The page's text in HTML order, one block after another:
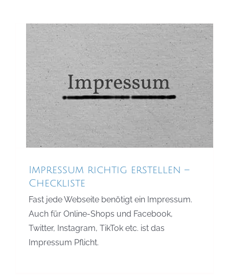
Impressum richtig erstellen –
Checkliste
Internet- und IT-Recht
Impressum richtig erstellen –
Checkliste
Fast jede Webseite benötigt ein Impressum.
Auch für Online-Shops und Facebook,
Twitter, Instagram, TikTok etc. ist das
Impressum Pflicht.